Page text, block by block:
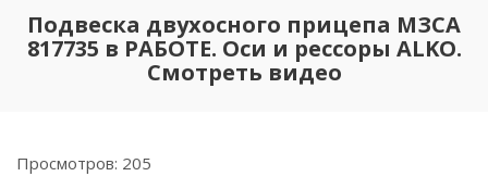
Подвеска двухосного прицепа МЗСА
817735 в РАБОТЕ. Оси и рессоры ALKO.
Смотреть видео
Просмотров: 205